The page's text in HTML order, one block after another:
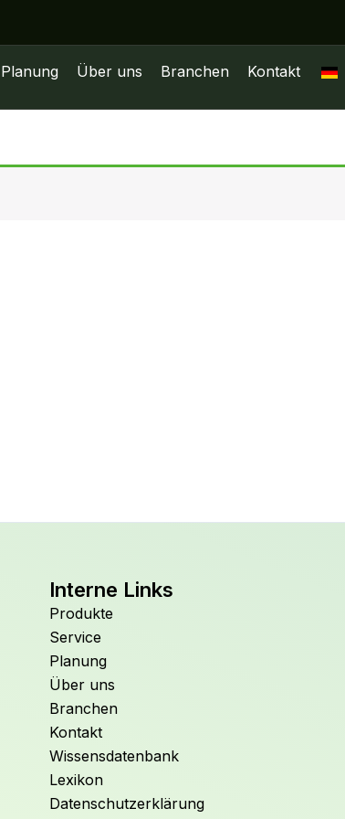
Planung Über uns Branchen Kontakt
Interne Links
Produkte
Service
Planung
Über uns
Branchen
Kontakt
Wissensdatenbank
Lexikon
Datenschutzerklärung